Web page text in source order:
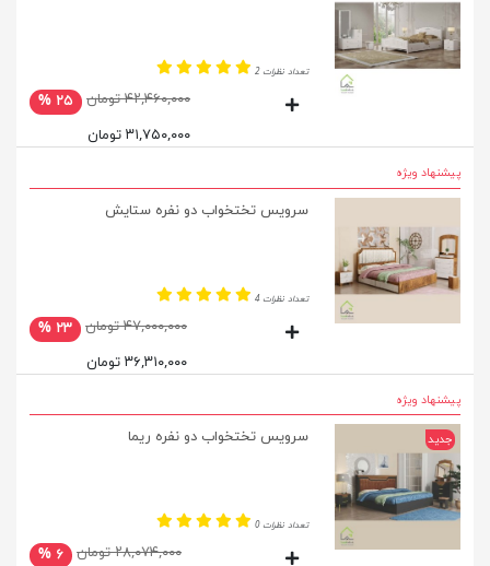
تعداد نظرات 2
۴۲,۴۶۰,۰۰۰ تومان
۲۵ %
۳۱,۷۵۰,۰۰۰ تومان
پیشنهاد ویژه
سرویس تختخواب دو نفره ستایش
تعداد نظرات 4
۴۷,۰۰۰,۰۰۰ تومان
۲۳ %
۳۶,۳۱۰,۰۰۰ تومان
پیشنهاد ویژه
جدید سرویس تختخواب دو نفره ریما
تعداد نظرات 0
۲۸,۰۷۴,۰۰۰ تومان
۶ %